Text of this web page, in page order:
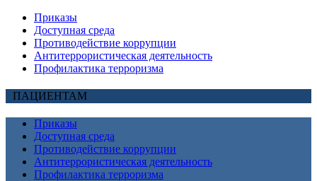
Приказы
Доступная среда
Противодействие коррупции
Антитеррористическая деятельность
Профилактика терроризма
ПАЦИЕНТАМ
Приказы
Доступная среда
Противодействие коррупции
Антитеррористическая деятельность
Профилактика терроризма